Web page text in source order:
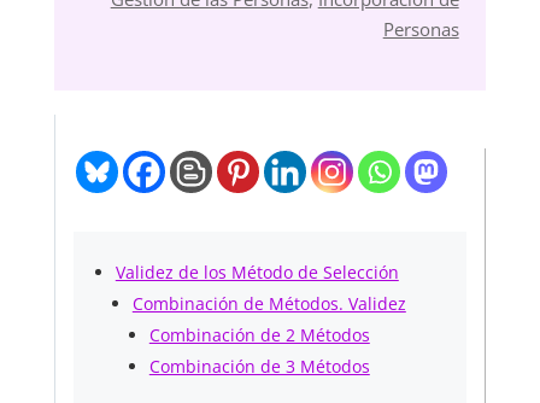
Personas
Validez de los Método de Selección
Combinación de Métodos. Validez
Combinación de 2 Métodos
Combinación de 3 Métodos